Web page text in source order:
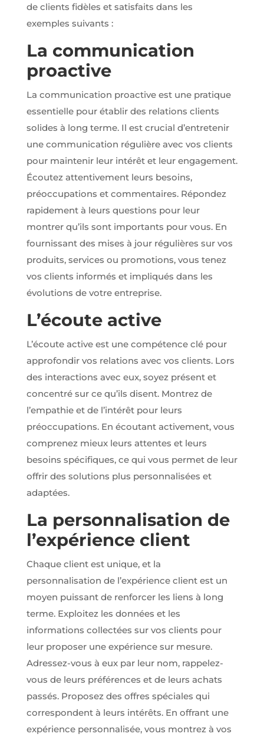
de clients fidèles et satisfaits dans les
exemples suivants :
La communication
proactive
La communication proactive est une pratique
essentielle pour établir des relations clients
solides à long terme. Il est crucial d’entretenir
une communication régulière avec vos clients
pour maintenir leur intérêt et leur engagement.
Écoutez attentivement leurs besoins,
préoccupations et commentaires. Répondez
rapidement à leurs questions pour leur
montrer qu’ils sont importants pour vous. En
fournissant des mises à jour régulières sur vos
produits, services ou promotions, vous tenez
vos clients informés et impliqués dans les
évolutions de votre entreprise.
L’écoute active
L’écoute active est une compétence clé pour
approfondir vos relations avec vos clients. Lors
des interactions avec eux, soyez présent et
concentré sur ce qu’ils disent. Montrez de
l’empathie et de l’intérêt pour leurs
préoccupations. En écoutant activement, vous
comprenez mieux leurs attentes et leurs
besoins spécifiques, ce qui vous permet de leur
offrir des solutions plus personnalisées et
adaptées.
La personnalisation de
l’expérience client
Chaque client est unique, et la
personnalisation de l’expérience client est un
moyen puissant de renforcer les liens à long
terme. Exploitez les données et les
informations collectées sur vos clients pour
leur proposer une expérience sur mesure.
Adressez-vous à eux par leur nom, rappelez-
vous de leurs préférences et de leurs achats
passés. Proposez des offres spéciales qui
correspondent à leurs intérêts. En offrant une
expérience personnalisée, vous montrez à vos
utilisons
Analytics
mesurer
l'audience
de notre site
internet. Ces
cookies
des données
anonymes
afin
d'analyser
les visiteurs
utilisent
interagissent
dessus.
Experience
Nous utilisons
reCaptcha
pour la lutte
sécurité sur
formulaire de
éviter ainsi le
détournement
formulaire.
Marketing
Afin de
pouvoir
personnaliser
des
publicités en
fonction des
sur notre site
ou des sites
ayant la
thématique
sponsorisés
en fonction
recherches,
bannières
partenaires
de Google),
nous utilisons
des cookies
données via
nos
Google Ads